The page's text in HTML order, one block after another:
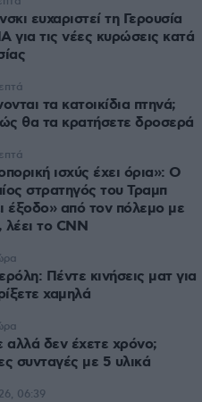
ευχαριστεί τη Γερουσία
για τις νέες κυρώσεις κατά
τα κατοικίδια πτηνά;
θα τα κρατήσετε δροσερά
ισχύς έχει όρια»: Ο
στρατηγός του Τραμπ
έξοδο» από τον πόλεμο με
λέει το CNN
Πέντε κινήσεις ματ για
χαμηλά
αλλά δεν έχετε χρόνο;
συνταγές με 5 υλικά
06:39